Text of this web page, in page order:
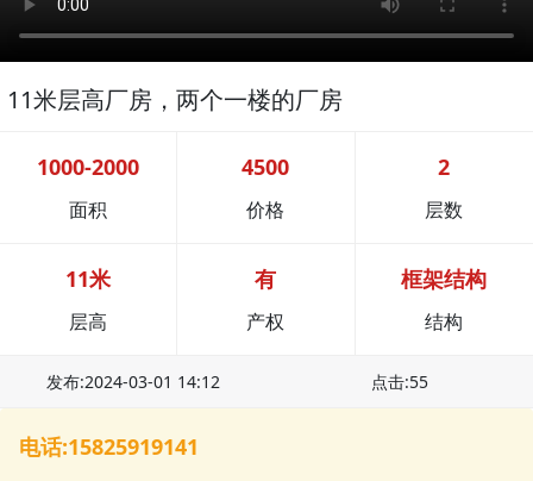
11米层高厂房，两个一楼的厂房
1000-2000
面积
4500
价格
2
层数
11米
层高
有
产权
框架结构
结构
发布:2024-03-01 14:12 点击:55
电话:15825919141